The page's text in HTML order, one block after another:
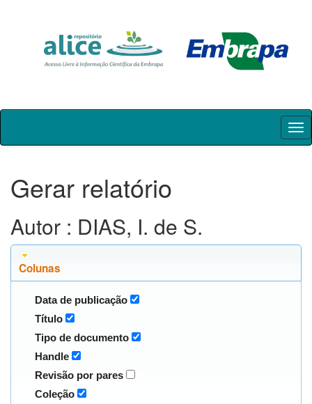
Skip
Gerar relatório
Autor : DIAS, I. de S.
Colunas
Data de publicação
Título
Tipo de documento
Handle
Revisão por pares
Coleção